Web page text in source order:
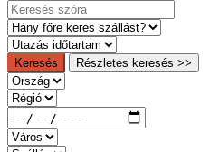
Keresés Részletes keresés >>